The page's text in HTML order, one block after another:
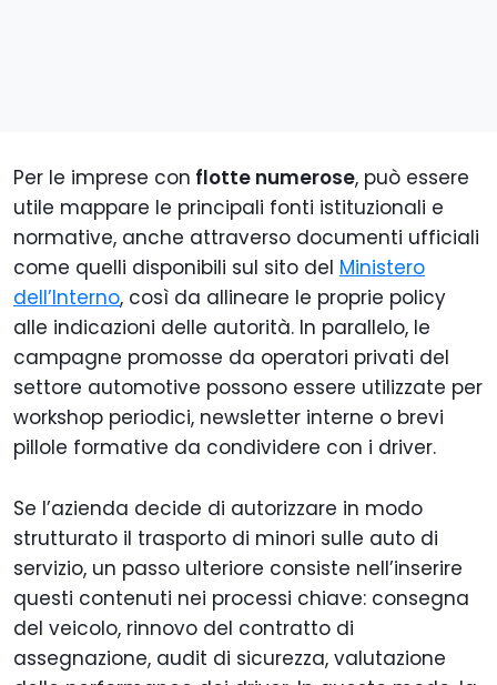
Per le imprese con flotte numerose, può essere
utile mappare le principali fonti istituzionali e
normative, anche attraverso documenti ufficiali
come quelli disponibili sul sito del Ministero
dell’Interno, così da allineare le proprie policy
alle indicazioni delle autorità. In parallelo, le
campagne promosse da operatori privati del
settore automotive possono essere utilizzate per
workshop periodici, newsletter interne o brevi
pillole formative da condividere con i driver.
Se l’azienda decide di autorizzare in modo
strutturato il trasporto di minori sulle auto di
servizio, un passo ulteriore consiste nell’inserire
questi contenuti nei processi chiave: consegna
del veicolo, rinnovo del contratto di
assegnazione, audit di sicurezza, valutazione